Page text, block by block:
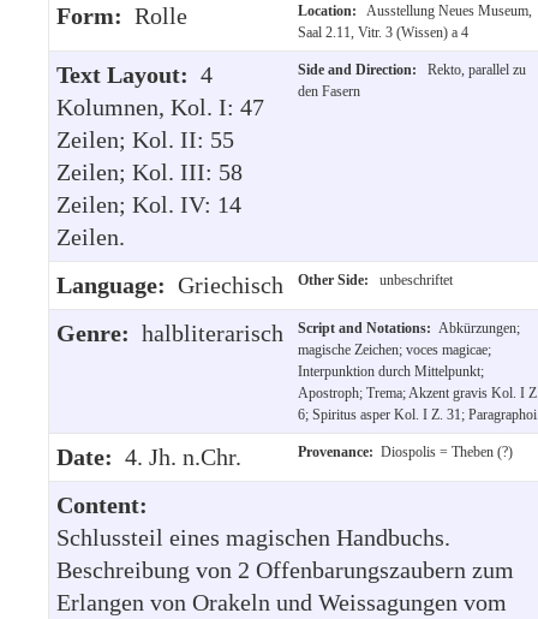
Form: Rolle Location:
Ausstellung Neues Museum,
Saal 2.11, Vitr. 3 (Wissen) a 4
Text Layout: 4
Kolumnen, Kol. I: 47
Zeilen; Kol. II: 55
Zeilen; Kol. III: 58
Zeilen; Kol. IV: 14
Zeilen.
Side and Direction:
Rekto, parallel zu
den Fasern
Language: Griechisch Other Side: unbeschriftet
Genre: halbliterarisch Script and Notations: Abkürzungen;
magische Zeichen; voces magicae;
Interpunktion durch Mittelpunkt;
Apostroph; Trema; Akzent gravis Kol. I
6; Spiritus asper Kol. I Z. 31;
Date: 4. Jh. n.Chr. Provenance: Diospolis = Theben (?)
Content:
Schlussteil eines magischen Handbuchs.
Beschreibung von 2 Offenbarungszaubern zum
Erlangen von Orakeln und Weissagungen vom